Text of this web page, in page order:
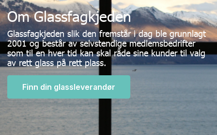
Om Glassfagkjeden
Glassfagkjeden slik den fremstår i dag ble grunnlagt
2001 og består av selvstendige medlemsbedrifter
som til en hver tid kan skal råde sine kunder til valg
av rett glass på rett plass.
Finn din glassleverandør